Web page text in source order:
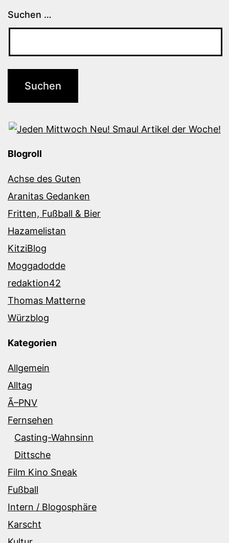
Suchen …
Blogroll
Achse des Guten
Aranitas Gedanken
Fritten, Fußball & Bier
Hazamelistan
KitziBlog
Moggadodde
redaktion42
Thomas Matterne
Würzblog
Kategorien
Allgemein
Alltag
Ã–PNV
Fernsehen
Casting-Wahnsinn
Dittsche
Film Kino Sneak
Fußball
Intern / Blogosphäre
Karscht